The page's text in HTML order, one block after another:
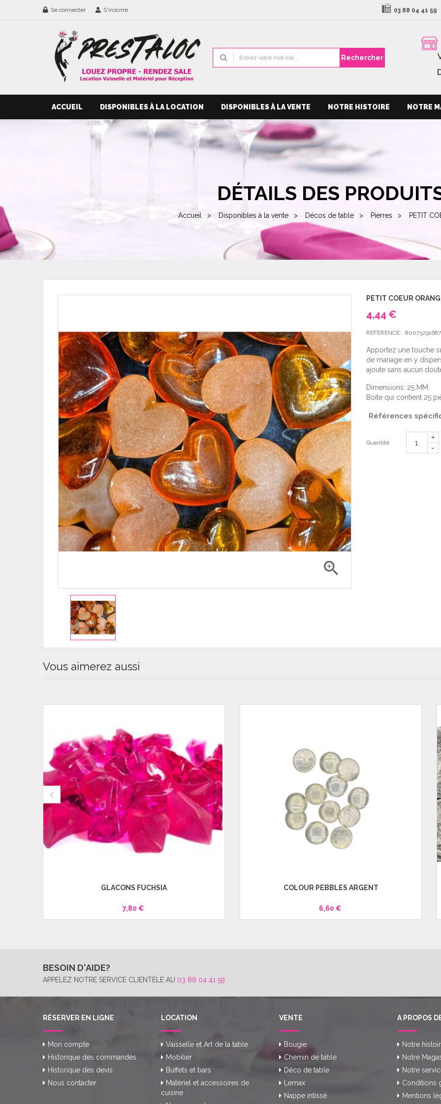
Se connecter S'inscrire 03 88 04 41 59
Rechercher
ACCUEIL DISPONIBLES À LA LOCATION DISPONIBLES À LA VENTE NOTRE HISTOIRE NOTRE
DÉTAILS DES
Accueil Disponibles à la vente Décos de table Pierres PETIT

PETIT COEUR
4,44 €
REFERENCE:
Apportez une touche
de mariage en y
ajoute sans aucun
Dimensions: 25 MM
Boite qui contient 25
Références
Quantité
Vous aimerez aussi
GLACONS FUCHSIA
7,80 €
COLOUR PEBBLES ARGENT
6,60 €
BESOIN D'AIDE?
APPELEZ NOTRE SERVICE CLIENTÈLE AU 03 88 04 41 59
RÉSERVER EN LIGNE
Mon compte
Historique des commandes
Historique des devis
Nous contacter
LOCATION
Vaisselle et Art de la table
Mobilier
Buffets et bars
Matériel et accessoires de
cuisine
VENTE
Bougie
Chemin de table
Déco de table
Lemax
Nappe intissé
A PROPOS
Notre
Notre
Notre
Conditions
Mentions